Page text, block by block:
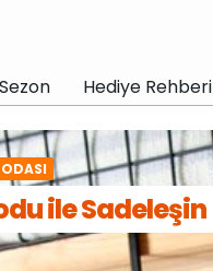
Sezon Hediye Rehberi
ile Sadeleşin